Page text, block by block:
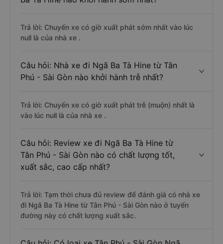
Trả lời: Chuyến xe có giờ xuất phát sớm nhất vào lúc
null là của nhà xe .
Câu hỏi: Nhà xe đi Ngã Ba Tà Hine từ Tân
Phú - Sài Gòn nào khởi hành trễ nhất?
Trả lời: Chuyến xe có giờ xuất phát trễ (muộn) nhất là
vào lúc null là của nhà xe .
Câu hỏi: Review xe đi Ngã Ba Tà Hine từ
Tân Phú - Sài Gòn nào có chất lượng tốt,
xuất sắc, cao cấp nhất?
Trả lời: Tạm thời chưa đủ review để đánh giá có nhà xe
đi Ngã Ba Tà Hine từ Tân Phú - Sài Gòn nào ở tuyến
đường này có chất lượng xuất sắc.